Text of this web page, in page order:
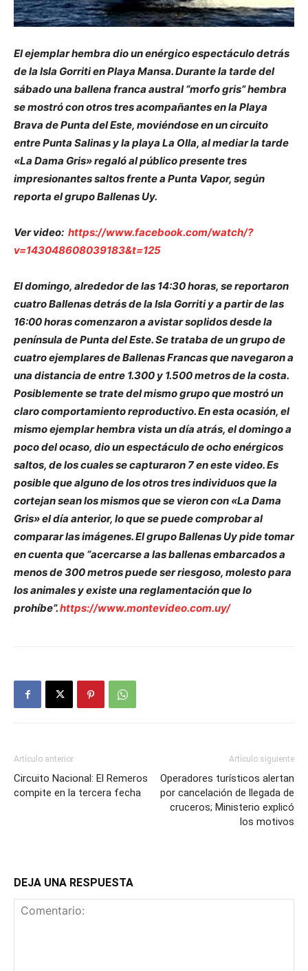
El ejemplar hembra dio un enérgico espectáculo detrás
de la Isla Gorriti en Playa Mansa. Durante la tarde del
sábado una ballena franca austral “morfo gris” hembra
se mostró con otros tres acompañantes en la Playa
Brava de Punta del Este, moviéndose en un circuito
entre Punta Salinas y la playa La Olla, al mediar la tarde
«La Dama Gris» regaló al público presente tres
impresionantes saltos frente a Punta Vapor, según
reporta el grupo Ballenas Uy.
Ver video: https://www.facebook.com/watch/?
v=143048608039183&t=125
El domingo, alrededor de las 14:30 horas, se reportaron
cuatro Ballenas detrás de la Isla Gorriti y a partir de las
16:00 horas comenzaron a avistar soplidos desde la
península de Punta del Este. Se trataba de un grupo de
cuatro ejemplares de Ballenas Francas que navegaron a
una distancia de entre 1.300 y 1.500 metros de la costa.
Posiblemente se trate del mismo grupo que mostró un
claro comportamiento reproductivo. En esta ocasión, el
mismo ejemplar hembra vista un día atrás, el domingo a
poco del ocaso, dio un espectáculo de ocho enérgicos
saltos, de los cuales se capturaron 7 en este video. Es
posible que alguno de los otros tres individuos que la
cortejan sean los mismos que se vieron con «La Dama
Gris» el día anterior, lo que se puede comprobar al
comparar las imágenes. El grupo Ballenas Uy pide tomar
en cuenta que “acercarse a las ballenas embarcados a
menos de 300 metros puede ser riesgoso, molesto para
los animales y existe una reglamentación que lo
prohíbe”.https://www.montevideo.com.uy/
Artículo anterior
Circuito Nacional: El Remeros
compite en la tercera fecha
Artículo siguiente
Operadores turísticos alertan
por cancelación de llegada de
cruceros; Ministerio explicó
los motivos
DEJA UNA RESPUESTA